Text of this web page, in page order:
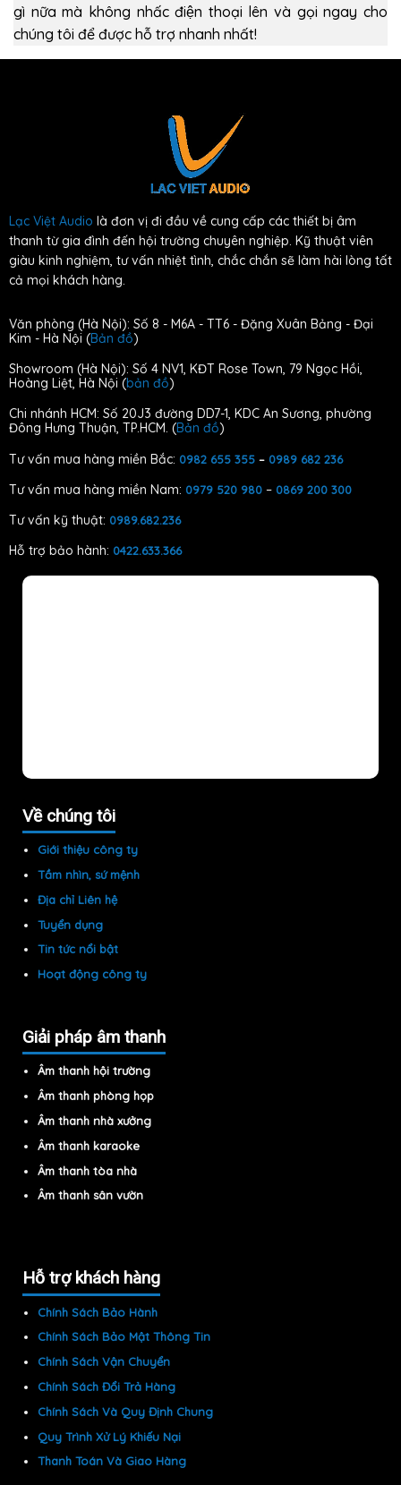
gì nữa mà không nhấc điện thoại lên và gọi ngay cho
chúng tôi để được hỗ trợ nhanh nhất!
Lạc Việt Audio là đơn vị đi đầu về cung cấp các thiết bị âm
thanh từ gia đình đến hội trường chuyên nghiệp. Kỹ thuật viên
giàu kinh nghiệm, tư vấn nhiệt tình, chắc chắn sẽ làm hài lòng tất
cả mọi khách hàng.
Văn phòng (Hà Nội): Số 8 - M6A - TT6 - Đặng Xuân Bảng - Đại
Kim - Hà Nội (Bản đồ)
Showroom (Hà Nội): Số 4 NV1, KĐT Rose Town, 79 Ngọc Hồi,
Hoàng Liệt, Hà Nội (bản đồ)
Chi nhánh HCM: Số 20J3 đường DD7-1, KDC An Sương, phường
Đông Hưng Thuận, TP.HCM. (Bản đồ)
Tư vấn mua hàng miền Bắc: 0982 655 355– 0989 682 236
Tư vấn mua hàng miền Nam: 0979 520 980– 0869 200 300
Tư vấn kỹ thuật: 0989.682.236
Hỗ trợ bảo hành: 0422.633.366
Về chúng tôi
Giới thiệu công ty
Tầm nhìn, sứ mệnh
Địa chỉ Liên hệ
Tuyển dụng
Tin tức nổi bật
Hoạt động công ty
Giải pháp âm thanh
Âm thanh hội trường
Âm thanh phòng họp
Âm thanh nhà xưởng
Âm thanh karaoke
Âm thanh tòa nhà
Âm thanh sân vườn
Hỗ trợ khách hàng
Chính Sách Bảo Hành
Chính Sách Bảo Mật Thông Tin
Chính Sách Vận Chuyển
Chính Sách Đổi Trả Hàng
Chính Sách Và Quy Định Chung
Quy Trình Xử Lý Khiếu Nại
Thanh Toán Và Giao Hàng